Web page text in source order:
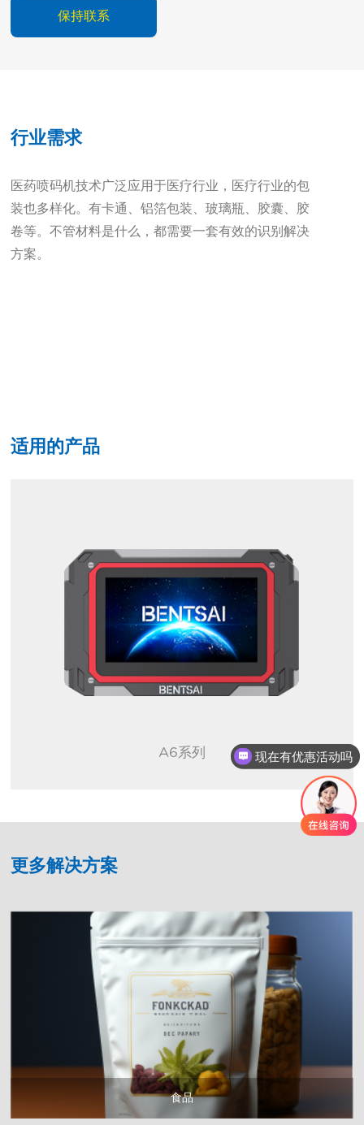
保持联系
行业需求
医药喷码机技术广泛应用于医疗行业，医疗行业的包
装也多样化。有卡通、铝箔包装、玻璃瓶、胶囊、胶
卷等。不管材料是什么，都需要一套有效的识别解决
方案。
适用的产品
A6系列
更多解决方案
食品
现在有优惠活动吗